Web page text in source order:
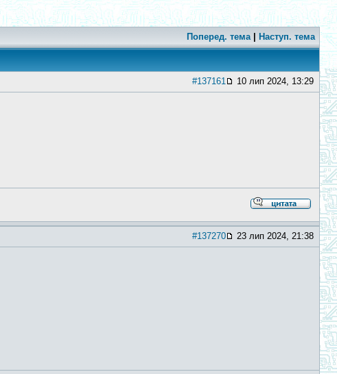
Поперед. тема| Наступ. тема
#137161 10 лип 2024, 13:29
#137270 23 лип 2024, 21:38